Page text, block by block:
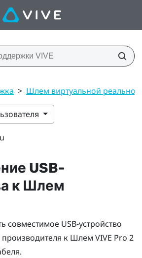
> Шлем виртуальной
USB-
к Шлем
USB-устройство
к Шлем VIVE Pro 2